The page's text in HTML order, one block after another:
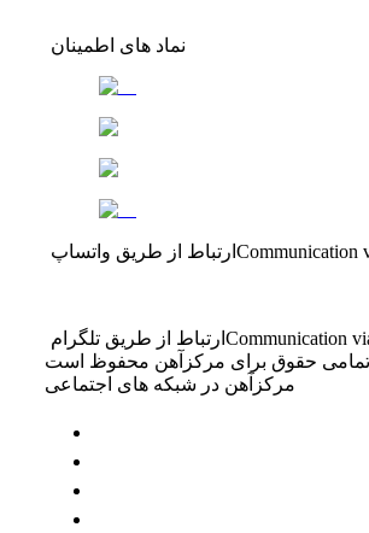
نماد های اطمینان
ارتباط از طریق واتساپ Communication
ارتباط از طریق تلگرام Communication
تمامی حقوق برای مرکزآهن محفوظ است
مرکزآهن در شبکه های اجتماعی